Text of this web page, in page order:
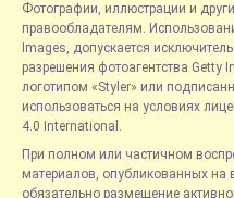
Фотографии, иллюстрации и
правообладателям.
Images, допускается
разрешения фотоагентства
логотипом «Styler» или
использоваться на условиях
4.0 International.
При полном или частичном
материалов, опубликованных на
обязательно размещение